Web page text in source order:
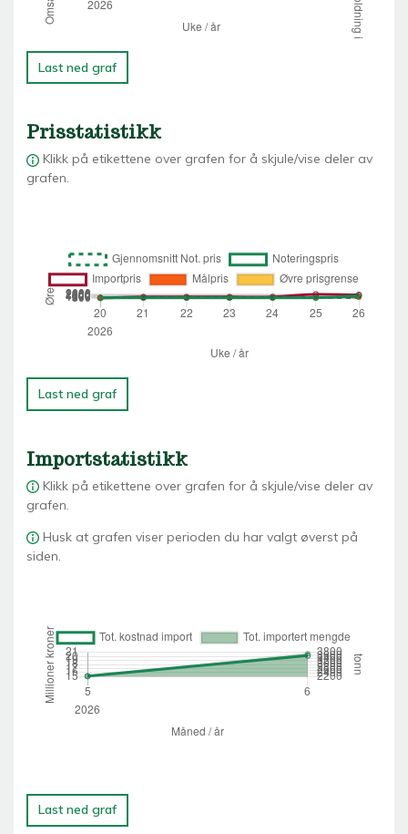
Last ned graf
Prisstatistikk
Klikk på etikettene over grafen for å skjule/vise deler av
grafen.
Last ned graf
Importstatistikk
Klikk på etikettene over grafen for å skjule/vise deler av
grafen.
Husk at grafen viser perioden du har valgt øverst på
siden.
Last ned graf